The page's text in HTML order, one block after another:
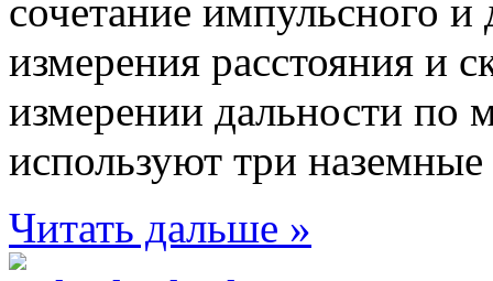
сочетание импульсного и
измерения расстояния и
измерении дальности по
используют три
Читать дальше »